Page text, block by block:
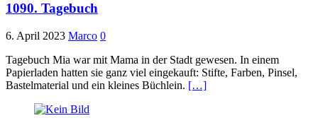
1090. Tagebuch
6. April 2023 Marco 0
Tagebuch Mia war mit Mama in der Stadt gewesen. In einem
Papierladen hatten sie ganz viel eingekauft: Stifte, Farben, Pinsel,
Bastelmaterial und ein kleines Büchlein. […]